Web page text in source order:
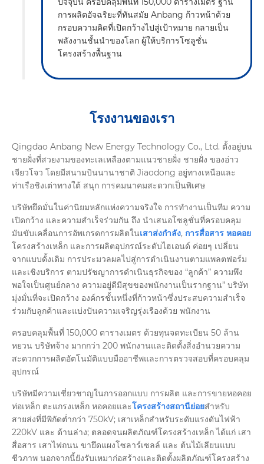
การผลิตอัจฉริยะที่ทันสมัย Anbang ก้าวหน้าด้วย
กรอบความคิดที่เปิดกว้างไปสู่เป้าหมาย กลายเป็น
พลังงานชั้นนำของโลก ผู้ให้บริการโซลูชั่น
โครงสร้างพื้นฐาน
โรงงานของเรา
Qingdao Anbang New Energy Technology Co., Ltd. ตั้งอยู่บน
ชายฝั่งที่สวยงามของทะเลเหลืองตามแนวชายฝั่ง ชายฝั่ง ของอ่าว
เจียวโจว โดยมีสนามบินนานาชาติ Jiaodong อยู่ทางเหนือและ
ท่าเรือชิงเต่าทางใต้ สนุก การคมนาคมสะดวกเป็นพิเศษ
บริษัทยึดมั่นในค่านิยมหลักแห่งความจริงใจ การทำงานเป็นทีม ความ
เปิดกว้าง และความสำเร็จร่วมกัน ถึง นำเสนอโซลูชั่นที่ครอบคลุม
มันขับเคลื่อนการอัพเกรดการผลิตในเสาส่งกำลัง, การสื่อสาร หอคอย
โครงสร้างเหล็ก และการผลิตอุปกรณ์ระดับไฮเอนด์ ค่อยๆ เปลี่ยน
จากแบบดั้งเดิม การประมวลผลไปสู่การดำเนินงานตามแพลตฟอร์ม
และเชิงบริการ ตามปรัชญาการดำเนินธุรกิจของ “ลูกค้า” ความพึง
พอใจเป็นศูนย์กลาง ความอยู่ดีมีสุขของพนักงานเป็นรากฐาน” บริษัท
มุ่งมั่นที่จะเปิดกว้าง องค์กรชั้นหนึ่งที่ก้าวหน้าซึ่งประสบความสำเร็จ
ร่วมกับลูกค้าและแบ่งปันความเจริญรุ่งเรืองด้วย พนักงาน
ครอบคลุมพื้นที่ 150,000 ตารางเมตร ด้วยทุนจดทะเบียน 50 ล้าน
หยวน บริษัทจ้าง มากกว่า 200 พนักงานและติดตั้งสิ่งอำนวยความ
สะดวกการผลิตอัตโนมัติแบบมืออาชีพและการตรวจสอบที่ครอบคลุม
อุปกรณ์
บริษัทมีความเชี่ยวชาญในการออกแบบ การผลิต และการขายหอคอย
ท่อเหล็ก ตะแกรงเหล็ก หอคอยและโครงสร้างสถานีย่อยสำหรับ
สายส่งที่มีพิกัดต่ำกว่า 750kV; เสาเหล็กสำหรับระดับแรงดันไฟฟ้า
220kV และ ด้านล่าง; ตลอดจนผลิตภัณฑ์โครงสร้างเหล็ก ได้แก่ เสา
สื่อสาร เสาไฟถนน ขายึดแผงโซลาร์เซลล์ และ ต้นไม้เลียนแบบ
ชีวภาพ นอกจากนี้ยังรับเหมาก่อสร้างและติดตั้งผลิตภัณฑ์โครงสร้าง